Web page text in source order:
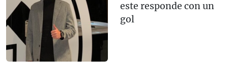
este responde con un
gol